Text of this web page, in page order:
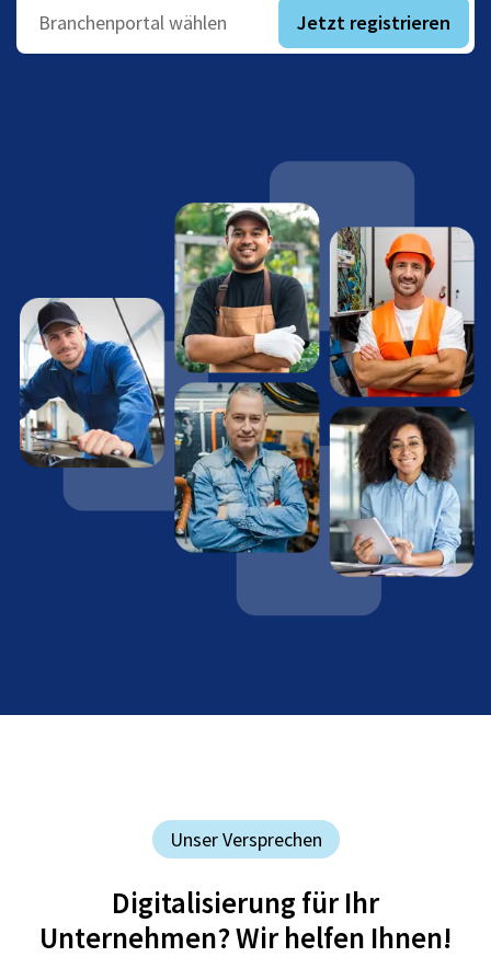
Branchenportal wählen Jetzt registrieren
Unser Versprechen
Digitalisierung für Ihr
Unternehmen? Wir helfen Ihnen!